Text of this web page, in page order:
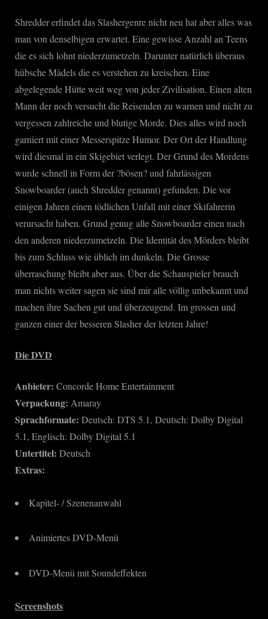
Shredder erfindet das Slashergenre nicht neu hat aber alles was
man von denselbigen erwartet. Eine gewisse Anzahl an Teens
die es sich lohnt niederzumetzeln. Darunter natürlich überaus
hübsche Mädels die es verstehen zu kreischen. Eine
abgelegende Hütte weit weg von jeder Zivilisation. Einen alten
Mann der noch versucht die Reisenden zu warnen und nicht zu
vergessen zahlreiche und blutige Morde. Dies alles wird noch
garniert mit einer Messerspitze Humor. Der Ort der Handlung
wird diesmal in ein Skigebiet verlegt. Der Grund des Mordens
wurde schnell in Form der ?bösen? und fahrlässigen
Snowboarder (auch Shredder genannt) gefunden. Die vor
einigen Jahren einen tödlichen Unfall mit einer Skifahrerin
verursacht haben. Grund genug alle Snowboarder einen nach
den anderen niederzumetzeln. Die Identität des Mörders bleibt
bis zum Schluss wie üblich im dunkeln. Die Grosse
überraschung bleibt aber aus. Über die Schauspieler brauch
man nichts weiter sagen sie sind mir alle völlig unbekannt und
machen ihre Sachen gut und überzeugend. Im grossen und
ganzen einer der besseren Slasher der letzten Jahre!
Die DVD
Anbieter: Concorde Home Entertainment
Verpackung: Amaray
Sprachformate: Deutsch: DTS 5.1, Deutsch: Dolby Digital
5.1, Englisch: Dolby Digital 5.1
Untertitel: Deutsch
Extras:
Kapitel- / Szenenanwahl
Animiertes DVD-Menü
DVD-Menü mit Soundeffekten
Screenshots